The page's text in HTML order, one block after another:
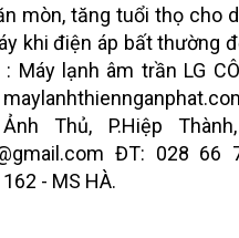
mòn, tăng tuổi thọ cho
khi điện áp bất thường
Máy lạnh âm trần LG
Thủ, P.Hiệp
ĐT: 028
- MS HÀ.